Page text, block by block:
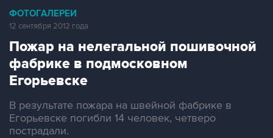
ФОТОГАЛЕРЕИ
12 сентября 2012 года
Пожар на нелегальной пошивочной
фабрике в подмосковном
Егорьевске
В результате пожара на швейной фабрике в
Егорьевске погибли 14 человек, четверо
пострадали.